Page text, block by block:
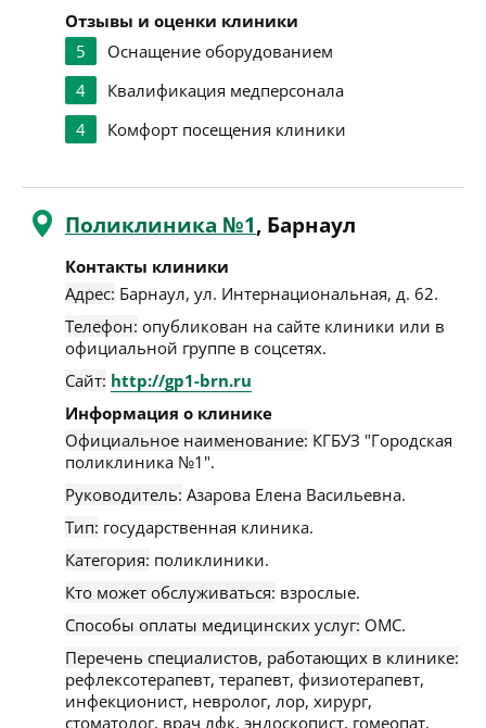
Отзывы и оценки клиники
5
Оснащение оборудованием
4
Квалификация медперсонала
4
Комфорт посещения клиники
Поликлиника №1, Барнаул
Контакты клиники
Адрес: Барнаул, ул. Интернациональная, д. 62.
Телефон: опубликован на сайте клиники или в
официальной группе в соцсетях.
Сайт: http://gp1-brn.ru
Информация о клинике
Официальное наименование: КГБУЗ "Городская
поликлиника №1".
Руководитель: Азарова Елена Васильевна.
Тип: государственная клиника.
Категория: поликлиники.
Кто может обслуживаться: взрослые.
Способы оплаты медицинских услуг: ОМС.
Перечень специалистов, работающих в клинике:
рефлексотерапевт, терапевт, физиотерапевт,
инфекционист, невролог, лор, хирург,
стоматолог, врач лфк, эндоскопист, гомеопат,